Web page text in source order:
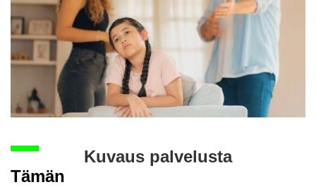
Tämän
Ku­vaus pal­ve­lus­ta